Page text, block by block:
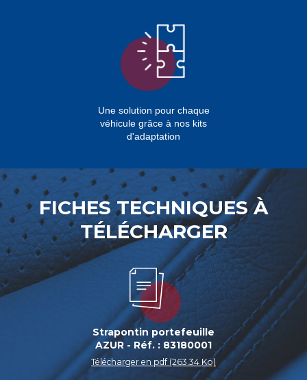
Une solution pour chaque
véhicule grâce à nos kits
d'adaptation
FICHES TECHNIQUES À
TÉLÉCHARGER
Strapontin portefeuille
AZUR - Réf. : 83180001
Télécharger en pdf (263.34 Ko)